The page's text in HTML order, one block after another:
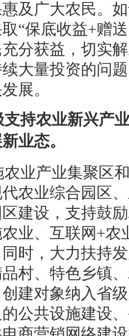
及广大农民。
“保底收益+赠
分获益，切实
大量投资的问
展。
支持农业新兴产
业态。
农业产业集聚区
农业综合园区
建设，支持鼓
业、互联网+农
时，大力扶持
村、特色乡镇
创建对象纳入省
公共设施建设